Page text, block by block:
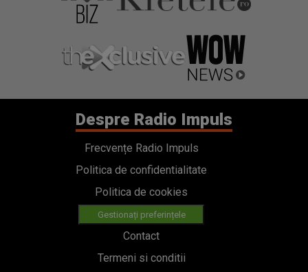
Despre Radio Impuls
Frecvențe Radio Impuls
Politica de confidentialitate
Politica de cookies
Gestionați preferințele
Contact
Termeni si conditii